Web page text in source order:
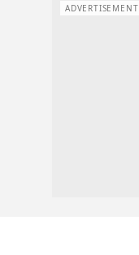
ADVERTISEMENT